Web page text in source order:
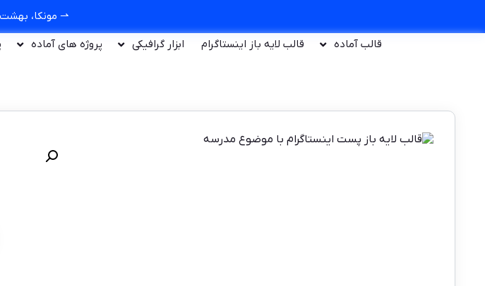
⇀ مونکا،
قالب آماده
قالب لایه باز اینستاگرام ابزار گرافیکی پروژه های آماده